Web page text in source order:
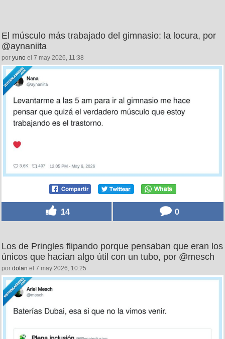
El músculo más trabajado del gimnasio: la locura, por
@aynaniita
por yuno el 7 may 2026, 11:38
14 0
Los de Pringles flipando porque pensaban que eran los
únicos que hacían algo útil con un tubo, por @mesch
por dolan el 7 may 2026, 10:25